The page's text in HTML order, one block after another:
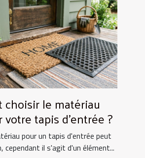
choisir le matériau
votre tapis d'entrée ?
pour un tapis d'entrée peut
cependant il s'agit d'un élément...